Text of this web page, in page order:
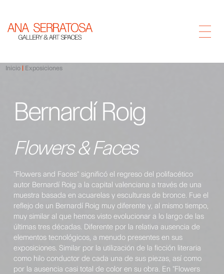
Inicio Exposiciones
Bernardí Roig
Flowers & Faces
"Flowers and Faces" significó el regreso del polifacético
autor Bernardí Roig a la capital valenciana a través de una
muestra basada en acuarelas y esculturas de bronce. Fue el
reflejo de un Bernardí Roig muy diferente y, al mismo tiempo,
muy similar al que hemos visto evolucionar a lo largo de las
últimas tres décadas. Diferente por la relativa ausencia de
elementos tecnológicos, a menudo presentes en sus
exposiciones. Similar por la utilización de la ficción literaria
como hilo conductor de cada una de sus piezas, así como
por la ausencia casi total de color en su obra. En "Flowers